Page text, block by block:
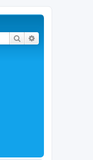
Rechercher